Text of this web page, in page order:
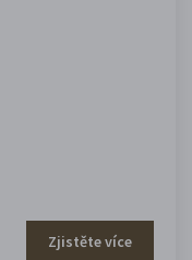
Zjistěte více